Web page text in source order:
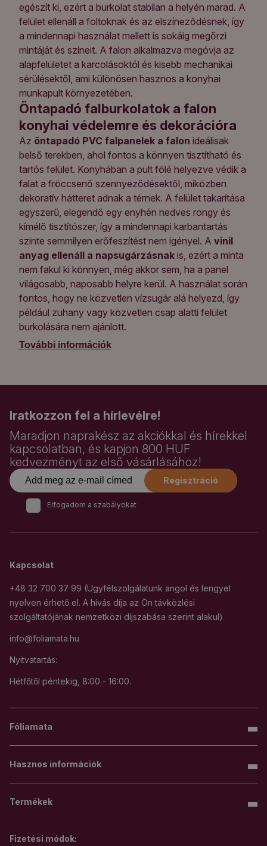
egészít ki, ezért a burkolat stabilan a helyén marad. A
felület ellenáll a foltoknak és az elszíneződésnek, így
a mindennapi használat mellett is sokáig megőrzi
mintáját és színeit. A falon alkalmazva megóvja az
alapfelületet a karcolásoktól és kisebb mechanikai
sérülésektől, ami különösen hasznos a konyhai
munkapult környezetében.
Öntapadó falburkolatok a falon
konyhai védelemre és dekorációra
Az öntapadó PVC falpanelek a falon ideálisak
belső terekben, ahol fontos a könnyen tisztítható és
tartós felület. Konyhában a pult fölé helyezve védik a
falat a fröccsenő szennyeződésektől, miközben
dekoratív hátteret adnak a térnek. A felület takarítása
egyszerű, elegendő egy enyhén nedves rongy és
kímélő tisztítószer, így a mindennapi karbantartás
szinte semmilyen erőfeszítést nem igényel. A vinil
anyag ellenáll a napsugárzásnak is, ezért a minta
nem fakul ki könnyen, még akkor sem, ha a panel
világosabb, naposabb helyre kerül. A használat során
fontos, hogy ne közvetlen vízsugár alá helyezd, így
például zuhany vagy közvetlen csap alatti felület
burkolására nem ajánlott.
További információk
Iratkozzon fel a hírlevélre!
Maradjon naprakész az akciókkal és hírekkel
kapcsolatban, és kapjon 800 HUF
kedvezményt az első vásárlásához!
Regisztráció
Elfogadom a szabályokat
Kapcsolat
+48 32 700 37 99 (Ügyfélszolgálatunk angol és lengyel
nyelven érhető el. A hívás díja az Ön távközlési
szolgáltatójának nemzetközi díjszabása szerint alakul)
info@foliamata.hu
Nyitvatartás:
Hétfőtől péntekig, 8:00 - 16:00.
Fóliamata
Hasznos információk
Termékek
Fizetési módok: